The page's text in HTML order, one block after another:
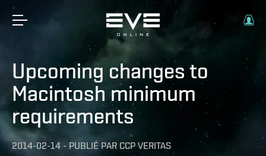
Upcoming changes to
Macintosh minimum
requirements
2014-02-14 - PUBLIÉ PAR CCP VERITAS